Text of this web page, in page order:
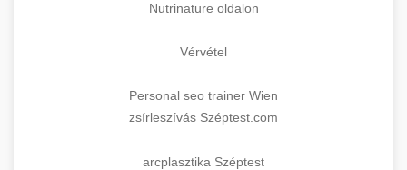
Nutrinature oldalon
Vérvétel
Personal seo trainer Wien
zsírleszívás Széptest.com
arcplasztika Széptest